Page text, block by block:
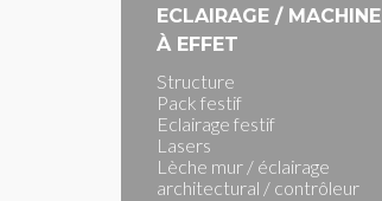
ECLAIRAGE / MACHINE
À EFFET
Structure
Pack festif
Eclairage festif
Lasers
Lèche mur / éclairage
architectural / contrôleur